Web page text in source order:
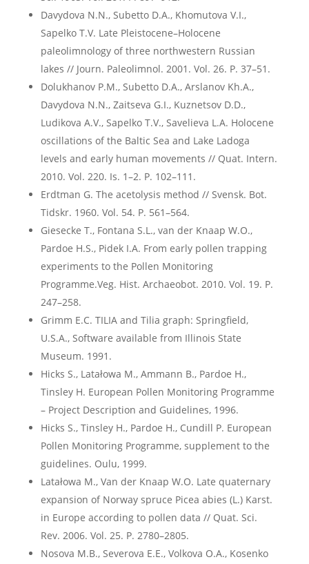
Davydova N.N., Subetto D.A., Khomutova V.I.,
Sapelko T.V. Late Pleistocene–Holocene
paleolimnology of three northwestern Russian
lakes // Journ. Paleolimnol. 2001. Vol. 26. P. 37–51.
Dolukhanov P.M., Subetto D.A., Arslanov Kh.A.,
Davydova N.N., Zaitseva G.I., Kuznetsov D.D.,
Ludikova A.V., Sapelko T.V., Savelieva L.A. Holocene
oscillations of the Baltic Sea and Lake Ladoga
levels and early human movements // Quat. Intern.
2010. Vol. 220. Is. 1–2. P. 102–111.
Erdtman G. The acetolysis method // Svensk. Bot.
Tidskr. 1960. Vol. 54. P. 561–564.
Giesecke T., Fontana S.L., van der Knaap W.O.,
Pardoe H.S., Pidek I.A. From early pollen trapping
experiments to the Pollen Monitoring
Programme.Veg. Hist. Archaeobot. 2010. Vol. 19. P.
247–258.
Grimm E.C. TILIA and Tilia graph: Springfield,
U.S.A., Software available from Illinois State
Museum. 1991.
Hicks S., Latałowa M., Ammann B., Pardoe H.,
Tinsley H. European Pollen Monitoring Programme
– Project Description and Guidelines, 1996.
Hicks S., Tinsley H., Pardoe H., Cundill P. European
Pollen Monitoring Programme, supplement to the
guidelines. Oulu, 1999.
Latałowa M., Van der Knaap W.O. Late quaternary
expansion of Norway spruce Picea abies (L.) Karst.
in Europe according to pollen data // Quat. Sci.
Rev. 2006. Vol. 25. Р. 2780–2805.
Nosova M.B., Severova E.E., Volkova O.A., Kosenko